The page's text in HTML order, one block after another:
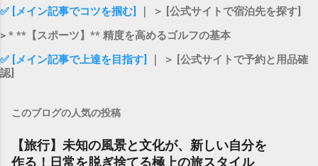
✅ [メイン記事でコツを掴む]
｜ ＞ [公式サイトで宿泊先を探す]
> * **【スポーツ】** 精度を高めるゴルフの基本
✅ [メイン記事で上達を目指す]
｜ ＞ [公式サイトで予約と用品確
認]
このブログの人気の投稿
【旅行】未知の風景と文化が、新しい自分を
作る！日常を脱ぎ捨てる極上の旅スタイル